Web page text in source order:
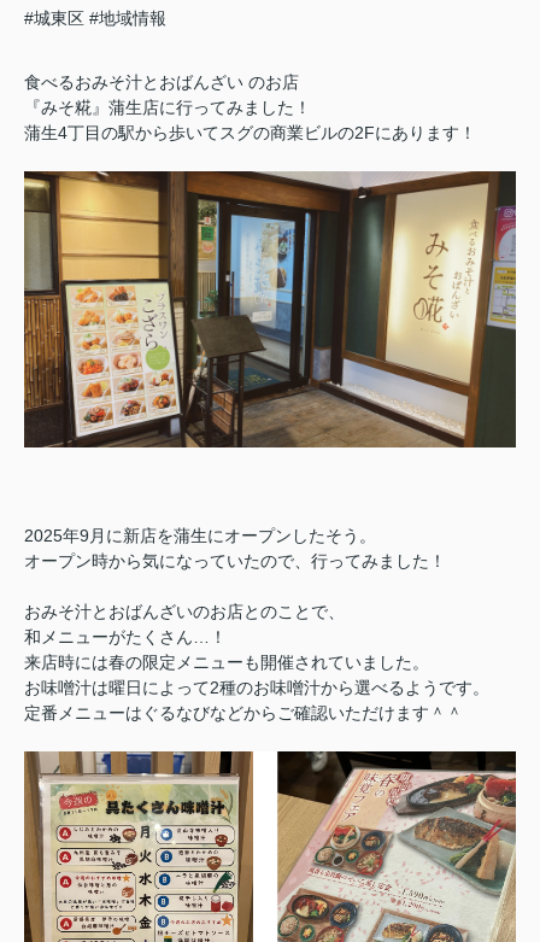
#城東区 #地域情報
食べるおみそ汁とおばんざい のお店
『みそ糀』蒲生店に行ってみました！
蒲生4丁目の駅から歩いてスグの商業ビルの2Fにあります！
2025年9月に新店を蒲生にオープンしたそう。
オープン時から気になっていたので、行ってみました！
おみそ汁とおばんざいのお店とのことで、
和メニューがたくさん…！
来店時には春の限定メニューも開催されていました。
お味噌汁は曜日によって2種のお味噌汁から選べるようです。
定番メニューはぐるなびなどからご確認いただけます＾＾